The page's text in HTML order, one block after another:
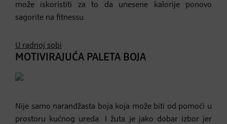
može iskoristiti za to da unesene kalorije ponovo
sagorite na fitnessu.
U radnoj sobi
MOTIVIRAJUĆA PALETA BOJA
Nije samo narandžasta boja koja može biti od pomoći u
prostoru kućnog ureda. I žuta je jako dobar izbor jer